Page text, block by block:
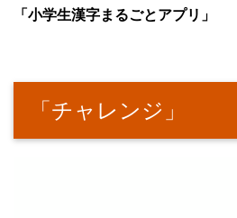
「小学生漢字まるごとアプリ」
「チャレンジ」